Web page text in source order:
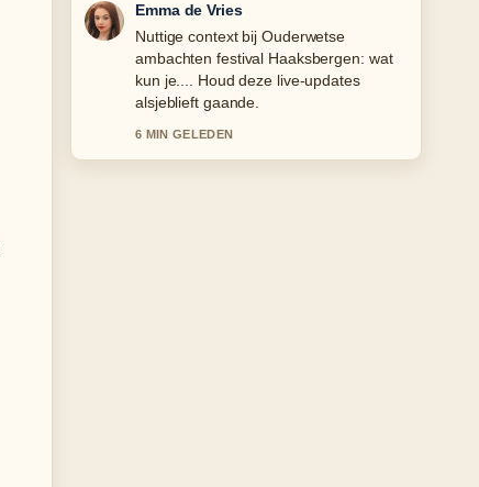
Noah Jansen
De berichtgeving over Bidon gooier
Parijs-Roubaix: wie was het en... voelt
solide en goed te volgen.
8 MIN GELEDEN